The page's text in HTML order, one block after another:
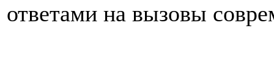
ответами на вызовы